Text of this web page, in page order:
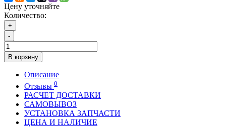
Цену уточняйте
Количество:
+
-
В корзину
Описание
Отзывы 0
РАСЧЕТ ДОСТАВКИ
САМОВЫВОЗ
УСТАНОВКА ЗАПЧАСТИ
ЦЕНА И НАЛИЧИЕ